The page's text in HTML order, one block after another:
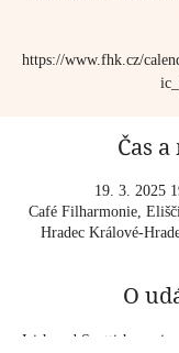
https://www.fhk.cz/
Čas
19. 3. 2025
Café Filharmonie,
Hradec Králové-
O
Irish and Scottish music